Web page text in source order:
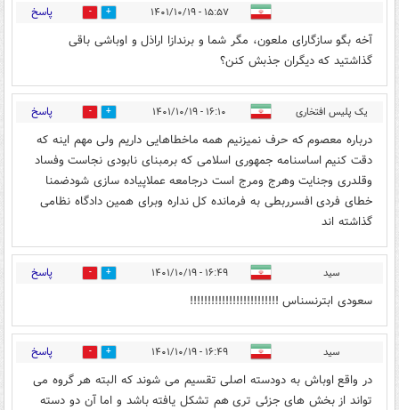
۱۵:۵۷ - ۱۴۰۱/۱۰/۱۹ 19 پاسخ
آخه بگو سازگارای ملعون، مگر شما و برندازا اراذل و اوباشی باقی
گذاشتید که دیگران جذبش کنن؟
یک پلیس افتخاری ۱۶:۱۰ - ۱۴۰۱/۱۰/۱۹ 10 پاسخ
درباره معصوم که حرف نمیزنیم همه ماخطاهایی داریم ولی مهم اینه که
دقت کنیم اساسنامه جمهوری اسلامی که برمبنای نابودی نجاست وفساد
وقلدری وجنایت وهرج ومرج است درجامعه عملاپیاده سازی شودضمنا
خطای فردی افسرربطی به فرمانده کل نداره وبرای همین دادگاه نظامی
گذاشته اند
سید ۱۶:۴۹ - ۱۴۰۱/۱۰/۱۹ 33 پاسخ
سعودی ابترنسناس !!!!!!!!!!!!!!!!!!!!!!!!!
سید ۱۶:۴۹ - ۱۴۰۱/۱۰/۱۹ 26 پاسخ
در واقع اوباش به دودسته اصلی تقسیم می شوند که البته هر گروه می
تواند از بخش های جزئی تری هم تشکل یافته باشد و اما آن دو دسته